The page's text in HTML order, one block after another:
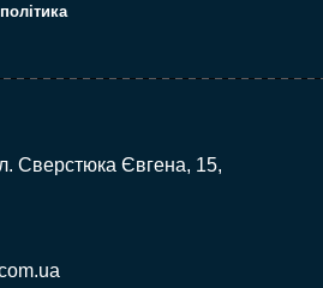
Сверстюка Євгена, 15,